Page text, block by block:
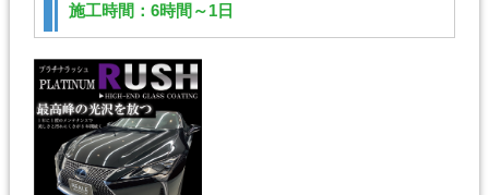
施工時間：6時間～1日